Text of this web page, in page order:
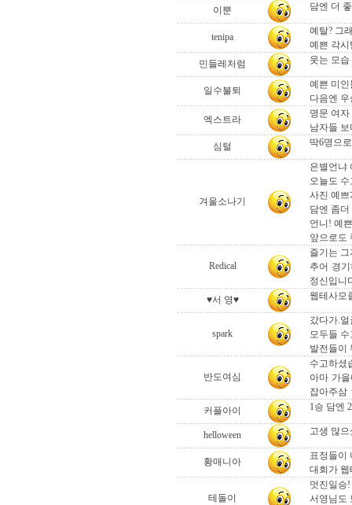
이뿐 담엔 더
tenipa
예탈? 그
예쁜 각시
민들레처럼
웃는 모습
일수불퇴
예쁜 미인
다음엔
엑스트라
명문 여
남자들
심털
딱6명으
겨울소나기
은별언냐
오늘도
사진 예
담엔 좀
언니! 예
앞으로도
Redical
즐기는
추어 경
정신입니
♥서 영♥
웹테사모
spark
갔다가.
모두들
발전들이
반도여심
수고하셨
아마 가
잡아주삼
커플아이
1승 담엔
helloween 고생 많
황매니아
표정들이
대회가
테돌이
멋진일승
서영님도